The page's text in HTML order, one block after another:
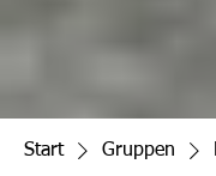
Start Gruppen